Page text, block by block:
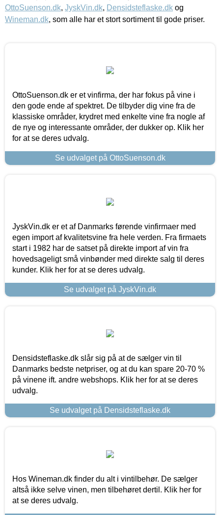
OttoSuenson.dk, JyskVin.dk, Densidsteflaske.dk og
Wineman.dk, som alle har et stort sortiment til gode priser.
OttoSuenson.dk er et vinfirma, der har fokus på vine i
den gode ende af spektret. De tilbyder dig vine fra de
klassiske områder, krydret med enkelte vine fra nogle af
de nye og interessante områder, der dukker op. Klik her
for at se deres udvalg.
Se udvalget på OttoSuenson.dk
JyskVin.dk er et af Danmarks førende vinfirmaer med
egen import af kvalitetsvine fra hele verden. Fra firmaets
start i 1982 har de satset på direkte import af vin fra
hovedsageligt små vinbønder med direkte salg til deres
kunder. Klik her for at se deres udvalg.
Se udvalget på JyskVin.dk
Densidsteflaske.dk slår sig på at de sælger vin til
Danmarks bedste netpriser, og at du kan spare 20-70 %
på vinene ift. andre webshops. Klik her for at se deres
udvalg.
Se udvalget på Densidsteflaske.dk
Hos Wineman.dk finder du alt i vintilbehør. De sælger
altså ikke selve vinen, men tilbehøret dertil. Klik her for
at se deres udvalg.